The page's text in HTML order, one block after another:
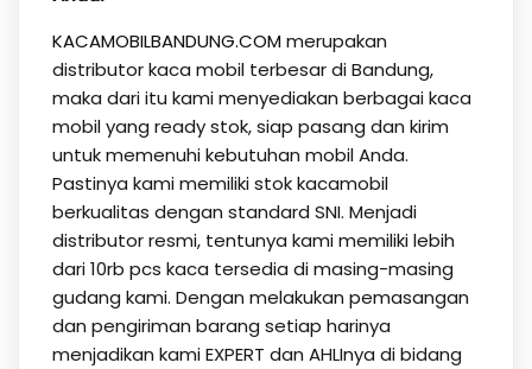
KACAMOBILBANDUNG.COM merupakan
distributor kaca mobil terbesar di Bandung,
maka dari itu kami menyediakan berbagai kaca
mobil yang ready stok, siap pasang dan kirim
untuk memenuhi kebutuhan mobil Anda.
Pastinya kami memiliki stok kacamobil
berkualitas dengan standard SNI. Menjadi
distributor resmi, tentunya kami memiliki lebih
dari 10rb pcs kaca tersedia di masing-masing
gudang kami. Dengan melakukan pemasangan
dan pengiriman barang setiap harinya
menjadikan kami EXPERT dan AHLInya di bidang